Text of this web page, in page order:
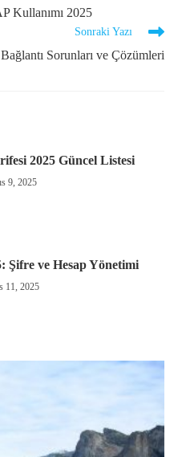
Kullanımı 2025
Sonraki Yazı
Sorunları ve Çözümleri
2025 Güncel Listesi
9, 2025
Şifre ve Hesap Yönetimi
11, 2025